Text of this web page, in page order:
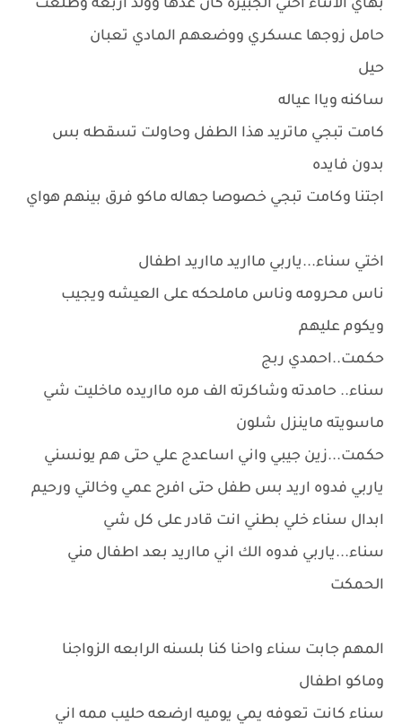
بهاي الاثناء اختي الجبيره كان عدها وولد اربعه وطلعت
حامل زوجها عسكري ووضعهم المادي تعبان
حيل
ساكنه وياا عياله
كامت تبجي ماتريد هذا الطفل وحاولت تسقطه بس
بدون فايده
اجتنا وكامت تبجي خصوصا جهاله ماكو فرق بينهم هواي
اختي سناء...ياربي مااريد مااريد اطفال
ناس محرومه وناس ماملحكه على العيشه ويجيب
ويكوم عليهم
حكمت..احمدي ربج
سناء.. حامدته وشاكرته الف مره مااريده ماخليت شي
ماسويته ماينزل شلون
حكمت...زين جيبي واني اساعدج علي حتى هم يونسني
ياربي فدوه اريد بس طفل حتى افرح عمي وخالتي ورحيم
ابدال سناء خلي بطني انت قادر على كل شي
سناء...ياربي فدوه الك اني مااريد بعد اطفال مني
الحمكت
المهم جابت سناء واحنا كنا بلسنه الرابعه الزواجنا
وماكو اطفال
سناء كانت تعوفه يمي يوميه ارضعه حليب ممه اني